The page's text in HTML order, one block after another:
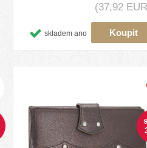
(37,92
skladem ano